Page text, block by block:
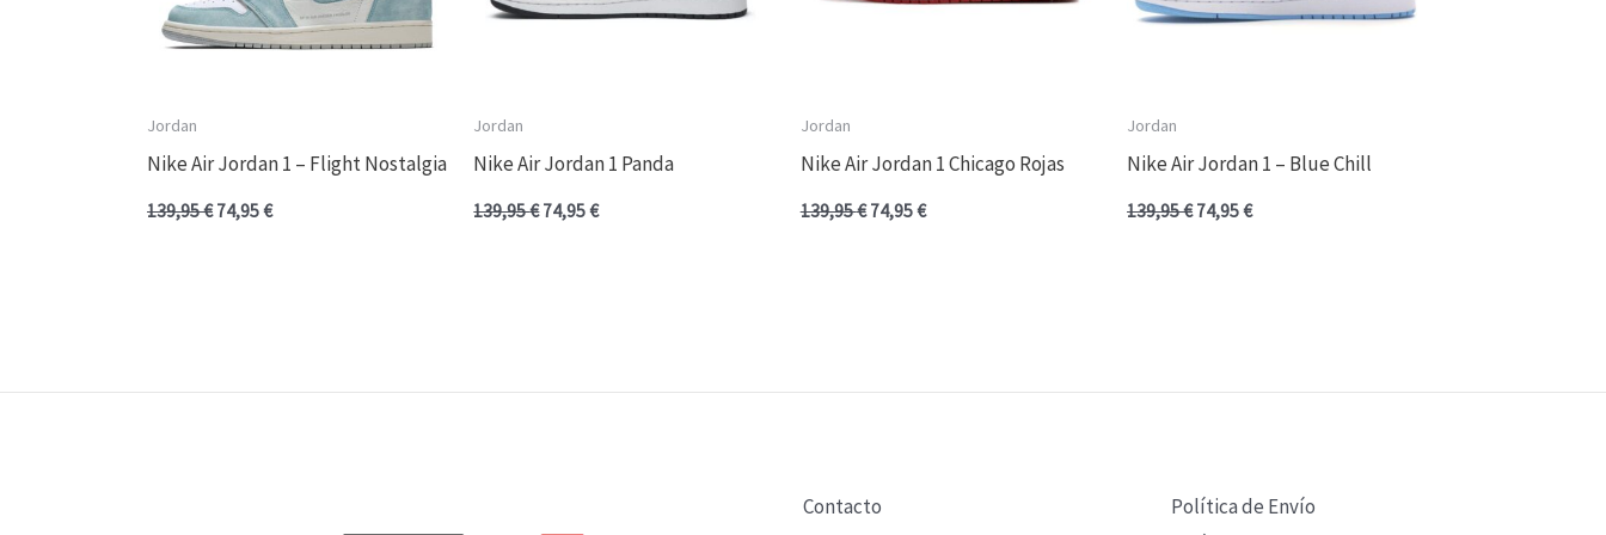
Jordan
Nike Air Jordan 1 – Flight Nostalgia
139,95€ 74,95€
Jordan
Nike Air Jordan 1 Panda
139,95€74,95€
Jordan
Nike Air Jordan 1 Chicago Rojas
139,95€ 74,95€
Jordan
Nike Air Jordan 1 – Blue Chill
139,95€ 74,95€
Contacto
Política de Envío